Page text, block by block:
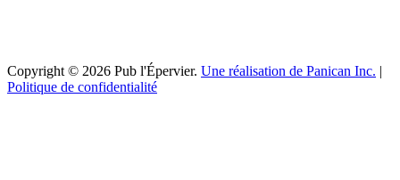
Copyright © 2026 Pub l'Épervier. Une réalisation de Panican Inc. |
Politique de confidentialité